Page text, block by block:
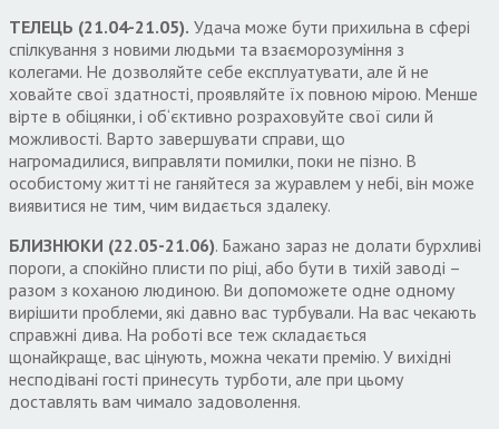
ТЕЛЕЦЬ (21.04-21.05). Удача може бути прихильна в сфері
спілкування з новими людьми та взаєморозуміння з
колегами. Не дозволяйте себе експлуатувати, але й не
ховайте свої здатності, проявляйте їх повною мірою. Менше
вірте в обіцянки, і об‘єктивно розраховуйте свої сили й
можливості. Варто завершувати справи, що
нагромадилися, виправляти помилки, поки не пізно. В
особистому житті не ганяйтеся за журавлем у небі, він може
виявитися не тим, чим видається здалеку.
БЛИЗНЮКИ (22.05-21.06). Бажано зараз не долати бурхливі
пороги, а спокійно плисти по ріці, або бути в тихій заводі –
разом з коханою людиною. Ви допоможете одне одному
вирішити проблеми, які давно вас турбували. На вас чекають
справжні дива. На роботі все теж складається
щонайкраще, вас цінують, можна чекати премію. У вихідні
несподівані гості принесуть турботи, але при цьому
доставлять вам чимало задоволення.